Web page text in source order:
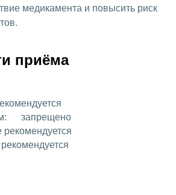
медикамента и повысить риск
приёма
запрещено
рекомендуется